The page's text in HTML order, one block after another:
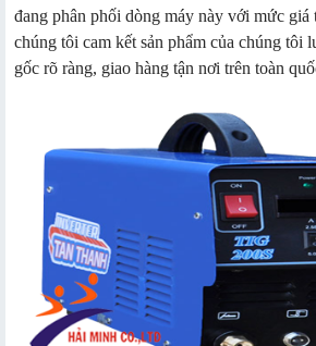
đang phân phối dòng máy này với mức giá
chúng tôi cam kết sản phẩm của chúng tôi
gốc rõ ràng, giao hàng tận nơi trên toàn